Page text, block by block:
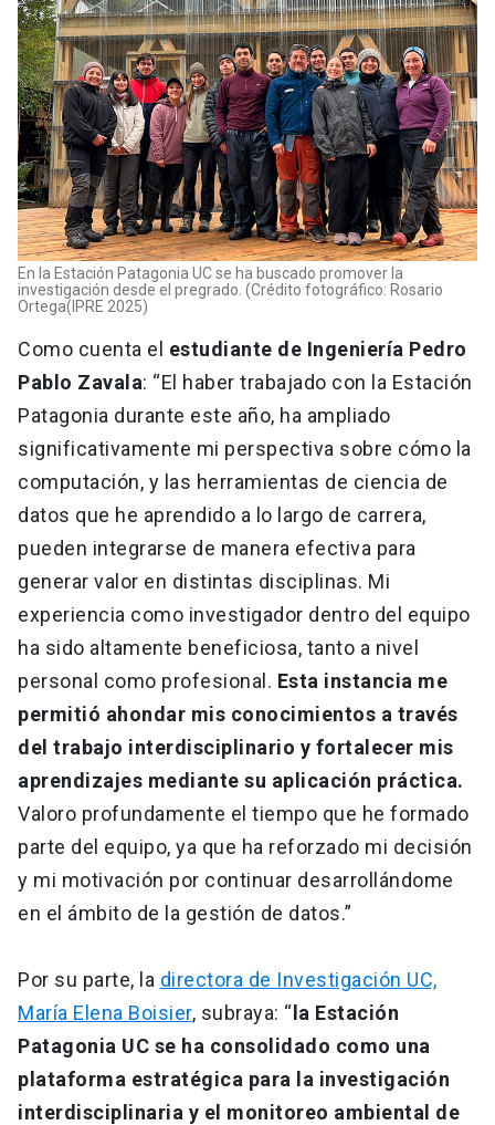
En la Estación Patagonia UC se ha buscado promover la
investigación desde el pregrado. (Crédito fotográfico: Rosario
Ortega(IPRE 2025)
Como cuenta el estudiante de Ingeniería Pedro
Pablo Zavala: “El haber trabajado con la Estación
Patagonia durante este año, ha ampliado
significativamente mi perspectiva sobre cómo la
computación, y las herramientas de ciencia de
datos que he aprendido a lo largo de carrera,
pueden integrarse de manera efectiva para
generar valor en distintas disciplinas. Mi
experiencia como investigador dentro del equipo
ha sido altamente beneficiosa, tanto a nivel
personal como profesional. Esta instancia me
permitió ahondar mis conocimientos a través
del trabajo interdisciplinario y fortalecer mis
aprendizajes mediante su aplicación práctica.
Valoro profundamente el tiempo que he formado
parte del equipo, ya que ha reforzado mi decisión
y mi motivación por continuar desarrollándome
en el ámbito de la gestión de datos.”
Por su parte, la directora de Investigación UC,
María Elena Boisier, subraya: “la Estación
Patagonia UC se ha consolidado como una
plataforma estratégica para la investigación
interdisciplinaria y el monitoreo ambiental de